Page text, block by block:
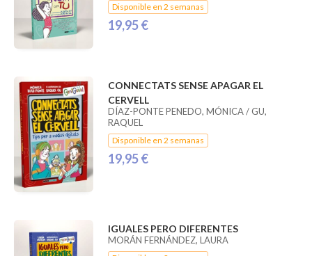
Disponible en 2 semanas
19,95 €
CONNECTATS SENSE APAGAR EL
CERVELL
DÍAZ-PONTE PENEDO, MÓNICA / GU,
RAQUEL
Disponible en 2 semanas
19,95 €
IGUALES PERO DIFERENTES
MORÁN FERNÁNDEZ, LAURA